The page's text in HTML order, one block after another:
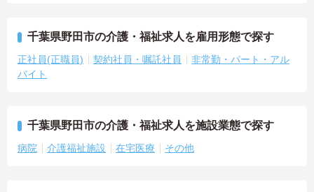
千葉県野田市の介護・福祉求人を雇用形態で探す
正社員(正職員) 契約社員・嘱託社員
非常勤・パート・アル
バイト
千葉県野田市の介護・福祉求人を施設業態で探す
病院 介護福祉施設 在宅医療 その他